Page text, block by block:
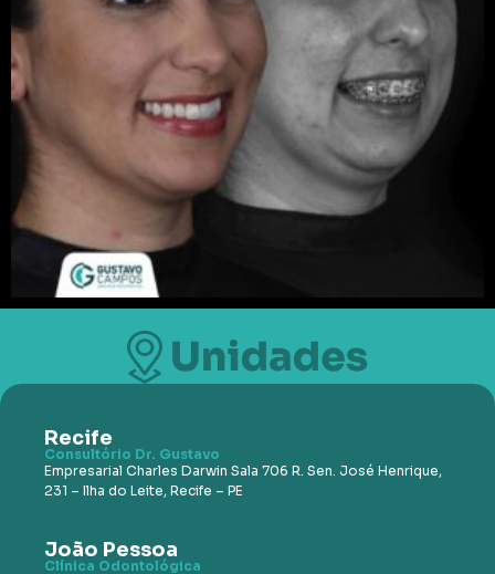
Recife
Consultório Dr. Gustavo
Empresarial Charles Darwin Sala 706 R. Sen. José Henrique,
231 – Ilha do Leite, Recife – PE
João Pessoa
Clínica Odontológica